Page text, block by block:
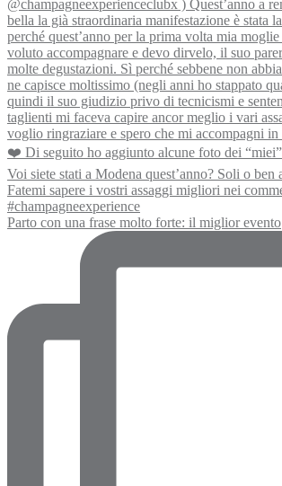
Parto con una frase molto forte: il miglior evento